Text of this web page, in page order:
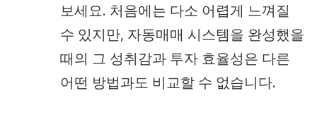
보세요. 처음에는 다소 어렵게 느껴질
수 있지만, 자동매매 시스템을 완성했을
때의 그 성취감과 투자 효율성은 다른
어떤 방법과도 비교할 수 없습니다.